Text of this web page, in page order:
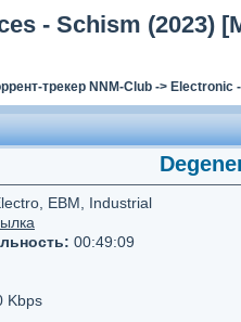
- Schism (2023)
трекер NNM-Club -> Electronic
EBM, Industrial
00:49:09
Kbps